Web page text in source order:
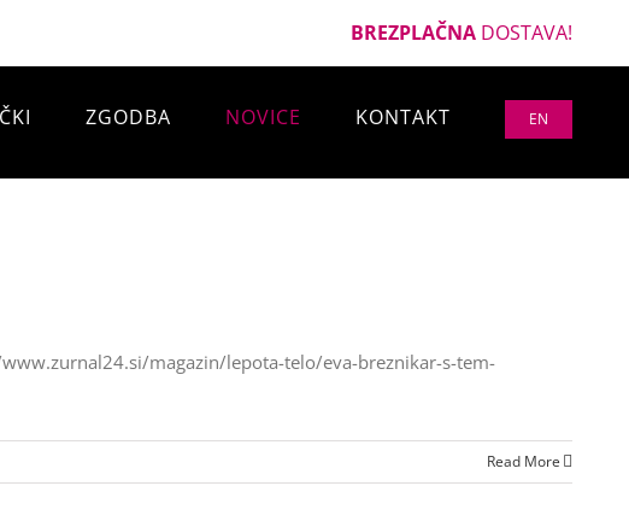
BREZPLAČNA DOSTAVA!
ZGODBA NOVICE KONTAKT EN
magazin/lepota-telo/eva-breznikar-s-tem-
Read More